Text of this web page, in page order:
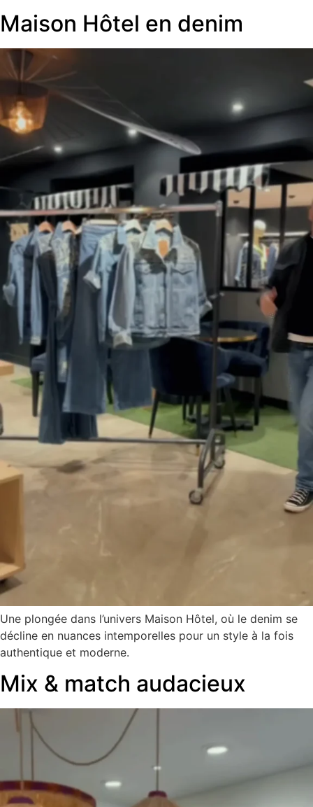
Maison Hôtel en denim
Une plongée dans l’univers Maison Hôtel, où le denim se
décline en nuances intemporelles pour un style à la fois
authentique et moderne.
Mix & match audacieux